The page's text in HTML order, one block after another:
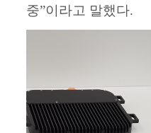
중”이라고 말했다.